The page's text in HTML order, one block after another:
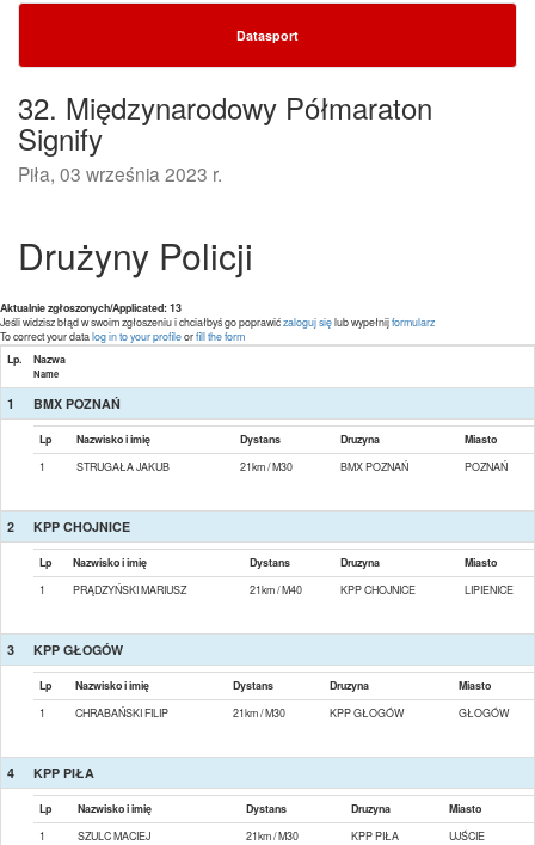
Datasport
32. Międzynarodowy Półmaraton
Signify
Piła, 03 września 2023 r.
Drużyny Policji
Aktualnie zgłoszonych/Applicated: 13
Jeśli widzisz błąd w swoim zgłoszeniu i chciałbyś go poprawićzaloguj sięlub wypełnijformularz
To correct your datalog in to your profileorfill the form
Lp.
Nazwa
Name
1 BMX POZNAŃ
Lp Nazwisko i imię Dystans Druzyna
Miasto
1
STRUGAŁA JAKUB 21km / M30 BMX POZNAŃ POZNAŃ
2 KPP CHOJNICE
Lp Nazwisko i imię Dystans Druzyna
Miasto
1
PRĄDZYŃSKI MARIUSZ 21km / M40 KPP CHOJNICE LIPIENICE
3 KPP GŁOGÓW
Lp Nazwisko i imię Dystans Druzyna
Miasto
1
CHRABAŃSKI FILIP 21km / M30 KPP GŁOGÓW GŁOGÓW
4 KPP PIŁA
Lp Nazwisko i imię Dystans Druzyna
Miasto
1
SZULC MACIEJ 21km / M30 KPP PIŁA
UJŚCIE